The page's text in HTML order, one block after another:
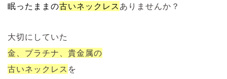
眠ったままの古いネックレス ありませんか？
大切にしていた
金、プラチナ、貴金属の
古いネックレス を